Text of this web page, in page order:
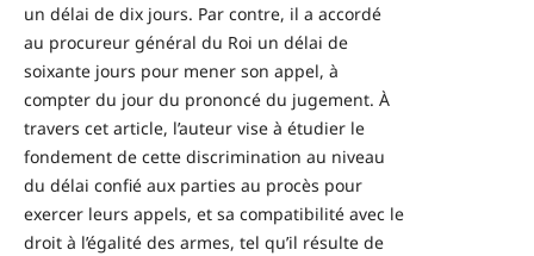
un délai de dix jours. Par contre, il a accordé
au procureur général du Roi un délai de
soixante jours pour mener son appel, à
compter du jour du prononcé du jugement. À
travers cet article, l’auteur vise à étudier le
fondement de cette discrimination au niveau
du délai confié aux parties au procès pour
exercer leurs appels, et sa compatibilité avec le
droit à l’égalité des armes, tel qu’il résulte de